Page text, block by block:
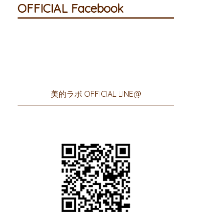
OFFICIAL Facebook
美的ラボ OFFICIAL LINE@